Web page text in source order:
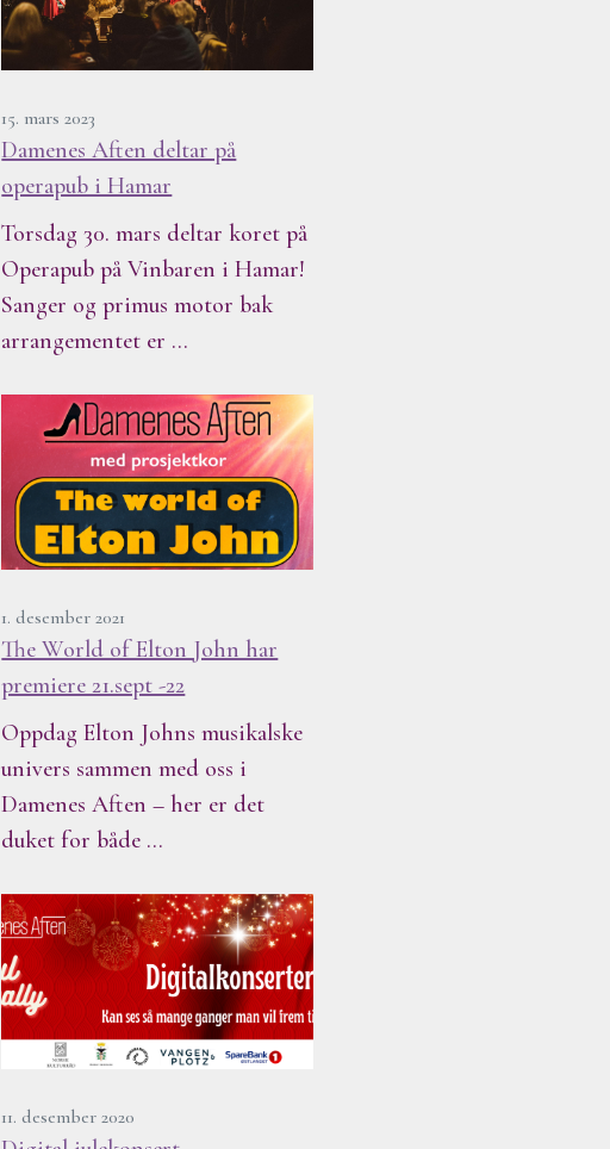
15. mars 2023
Damenes Aften deltar på
operapub i Hamar
Torsdag 30. mars deltar koret på
Operapub på Vinbaren i Hamar!
Sanger og primus motor bak
arrangementet er …
1. desember 2021
The World of Elton John har
premiere 21.sept -22
Oppdag Elton Johns musikalske
univers sammen med oss i
Damenes Aften – her er det
duket for både …
11. desember 2020